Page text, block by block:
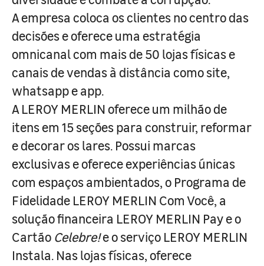
A empresa coloca os clientes no centro das
decisões e oferece uma estratégia
omnicanal com mais de 50 lojas físicas e
canais de vendas à distância como site,
whatsapp e app.
A LEROY MERLIN oferece um milhão de
itens em 15 seções para construir, reformar
e decorar os lares. Possui marcas
exclusivas e oferece experiências únicas
com espaços ambientados, o Programa de
Fidelidade LEROY MERLIN Com Você, a
solução financeira LEROY MERLIN Pay e o
Cartão Celebre!e o serviço LEROY MERLIN
Instala. Nas lojas físicas, oferece